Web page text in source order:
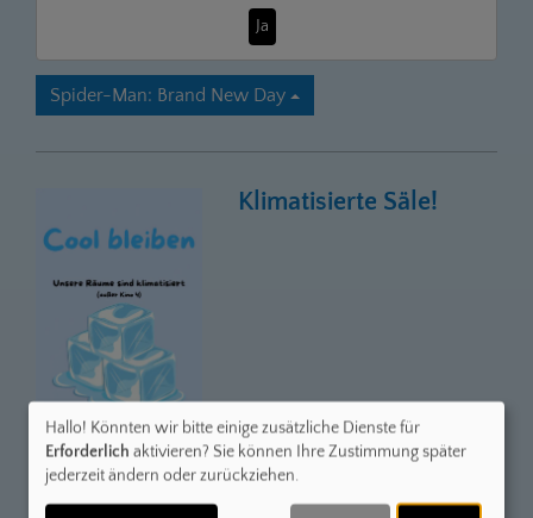
Ja
Spider-Man: Brand New Day
Klimatisierte Säle!
Hallo! Könnten wir bitte einige zusätzliche Dienste für
Erforderlich aktivieren? Sie können Ihre Zustimmung später
jederzeit ändern oder zurückziehen.